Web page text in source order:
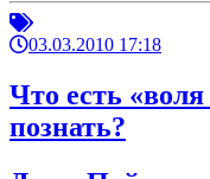
03.03.2010 17:18
Что есть
познать?